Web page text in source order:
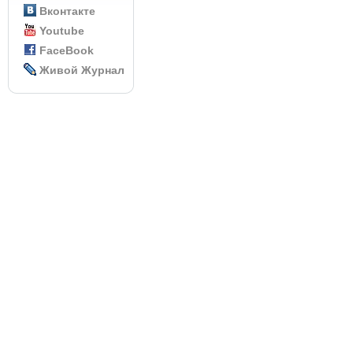
Вконтакте
Youtube
FaceBook
Живой Журнал